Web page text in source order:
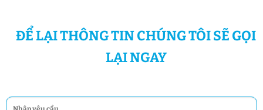
ĐỂ LẠI THÔNG TIN CHÚNG TÔI SẼ GỌI
LẠI NGAY